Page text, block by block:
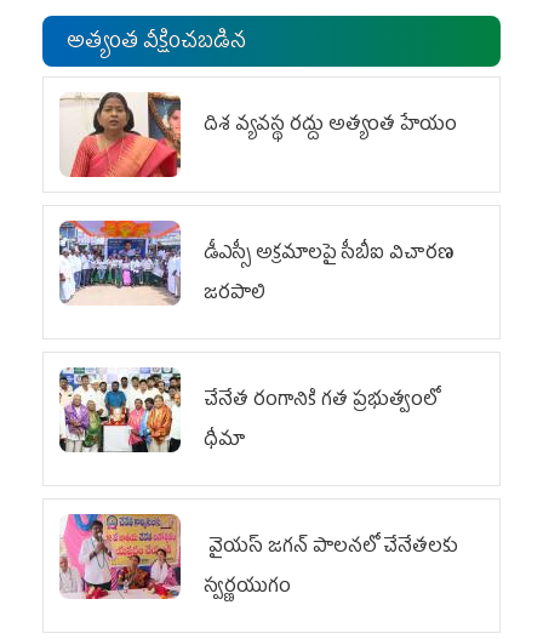
అత్యంత వీక్షించబడిన
దిశ వ్యవస్థ రద్దు అత్యంత హేయం
డీఎస్సీ అక్రమాలపై సీబీఐ విచారణ
జరపాలి
చేనేత రంగానికి గత ప్రభుత్వంలో
ధీమా
వైయ‌స్ జగన్ పాలనలో చేనేతలకు
స్వర్ణయుగం